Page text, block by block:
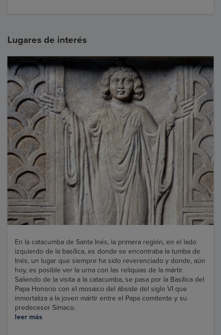
Lugares de interés
En la catacumba de Santa Inés, la primera región, en el lado
izquierdo de la basílica, es donde se encontraba la tumba de
Inés, un lugar que siempre ha sido reverenciado y donde, aún
hoy, es posible ver la urna con las reliquias de la mártir.
Saliendo de la visita a la catacumba, se pasa por la Basílica del
Papa Honorio con el mosaico del ábside del siglo VI que
inmortaliza a la joven mártir entre el Papa comitente y su
predecesor Símaco.
leer más